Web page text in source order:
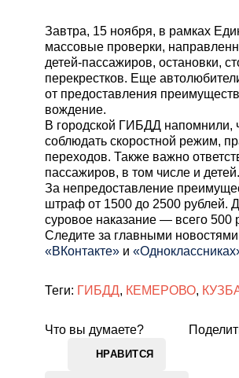
Завтра, 15 ноября, в рамках
массовые проверки,
детей-пассажиров, остановки,
перекрестков. Еще
от предоставления
вождение.
В городской ГИБДД напомнили,
соблюдать скоростной режим,
переходов. Также важно
пассажиров, в том числе и детей.
За непредоставление
штраф от 1500 до 2500 рублей.
суровое наказание — всего 500
Cледите за главными
«ВКонтакте» и
Теги: ГИБДД, КЕМЕРОВО,
Что вы думаете?
НРАВИТСЯ